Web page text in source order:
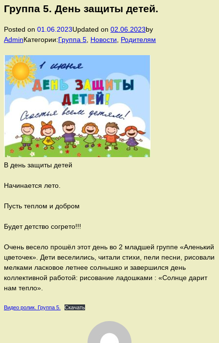
Группа 5. День защиты детей.
Posted on 01.06.2023Updated on 02.06.2023by
AdminКатегории:Группа 5, Новости, Родителям
В день защиты детей
Начинается лето.
Пусть теплом и добром
Будет детство согрето!!!
Очень весело прошёл этот день во 2 младшей группе «Аленький
цветочек». Дети веселились, читали стихи, пели песни, рисовали
мелками ласковое летнее солнышко и завершился день
коллективной работой: рисование ладошками : «Солнце дарит
нам тепло».
Видео ролик. Группа 5. Скачать